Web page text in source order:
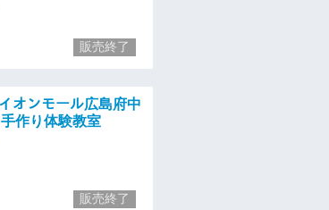
販売終了
オンモール広島府中
作り体験教室
販売終了